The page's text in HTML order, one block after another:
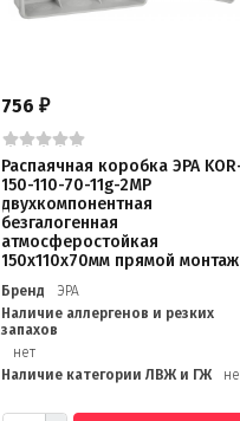
756₽
Распаячная коробка ЭРА
150-110-70-11g-2MP
двухкомпонентная
безгалогенная
атмосферостойкая
150х110х70мм прямой монтаж
Бренд
ЭРА
Наличие аллергенов и резких
запахов
нет
Наличие категории ЛВЖ и ГЖ